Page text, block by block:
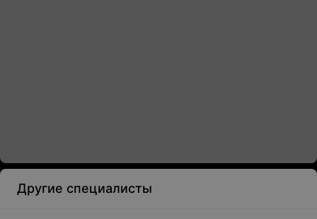
Другие специалисты